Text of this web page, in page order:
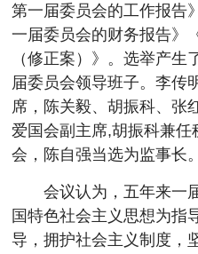
第一届委员会的工作报告
一届委员会的财务报告》
（修正案）》。选举产
届委员会领导班子。李传
席，陈关毅、胡振科、张
爱国会副主席,胡振科兼
会，陈自强当选为监事长。
会议认为，五年来一届
国特色社会主义思想为指
导，拥护社会主义制度，